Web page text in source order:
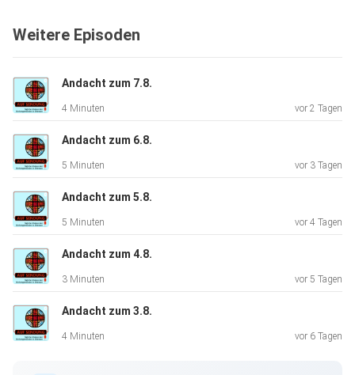
Weitere Episoden
Andacht zum 7.8.
4 Minuten vor 2 Tagen
Andacht zum 6.8.
5 Minuten vor 3 Tagen
Andacht zum 5.8.
5 Minuten vor 4 Tagen
Andacht zum 4.8.
3 Minuten vor 5 Tagen
Andacht zum 3.8.
4 Minuten vor 6 Tagen